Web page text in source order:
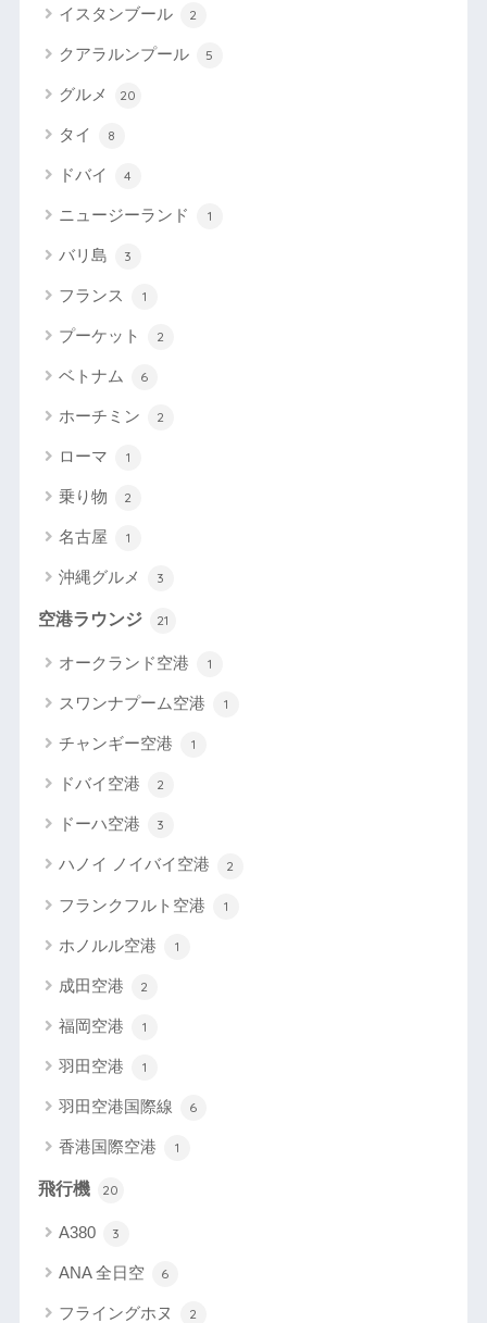
イスタンブール 2
クアラルンプール 5
グルメ 20
タイ 8
ドバイ 4
ニュージーランド 1
バリ島 3
フランス 1
プーケット 2
ベトナム 6
ホーチミン 2
ローマ 1
乗り物 2
名古屋 1
沖縄グルメ 3
空港ラウンジ 21
オークランド空港 1
スワンナプーム空港 1
チャンギー空港 1
ドバイ空港 2
ドーハ空港 3
ハノイ ノイバイ空港 2
フランクフルト空港 1
ホノルル空港 1
成田空港 2
福岡空港 1
羽田空港 1
羽田空港国際線 6
香港国際空港 1
飛行機 20
A380 3
ANA 全日空 6
フライングホヌ 2